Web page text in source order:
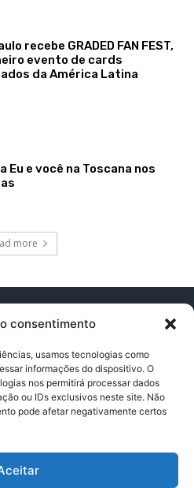
consentimento
usamos tecnologias como
informações do dispositivo. O
nos permitirá processar dados
ou IDs exclusivos neste site. Não
pode afetar negativamente certos
recebe GRADED FAN FEST,
evento de cards
da América Latina
Eu e você na Toscana nos
more
de Privacidade